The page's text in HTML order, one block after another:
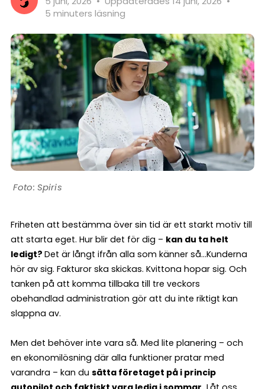
5 minuters läsning
Spiris
Friheten att bestämma över sin tid är ett starkt motiv till
att starta eget. Hur blir det för dig – kan du ta helt
ledigt? Det är långt ifrån alla som känner så…Kunderna
hör av sig. Fakturor ska skickas. Kvittona hopar sig. Och
tanken på att komma tillbaka till tre veckors
obehandlad administration gör att du inte riktigt kan
slappna av.
Men det behöver inte vara så. Med lite planering – och
en ekonomilösning där alla funktioner pratar med
varandra – kan du sätta företaget på i princip